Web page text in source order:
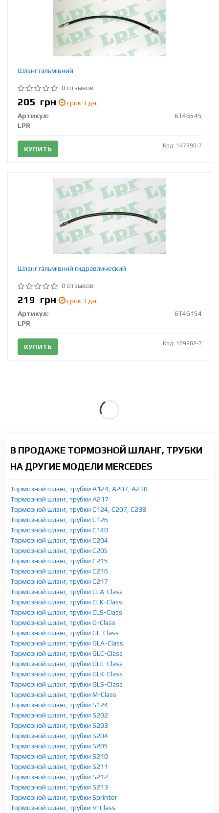
Шланг гальмівний
0 отзывов
205 грн
срок 3 дн.
Артикул:
6T46545
LPR
КУПИТЬ Код: 147990-7
Шланг гальмівний гидравлический
0 отзывов
219 грн
срок 3 дн.
Артикул:
6T46154
LPR
КУПИТЬ Код: 189902-7
В ПРОДАЖЕ ТОРМОЗНОЙ ШЛАНГ, ТРУБКИ
НА ДРУГИЕ МОДЕЛИ MERCEDES
Тормозной шланг, трубки A124, A207, A238
Тормозной шланг, трубки A217
Тормозной шланг, трубки C124, C207, C238
Тормозной шланг, трубки C126
Тормозной шланг, трубки C140
Тормозной шланг, трубки C204
Тормозной шланг, трубки C205
Тормозной шланг, трубки C215
Тормозной шланг, трубки C216
Тормозной шланг, трубки C217
Тормозной шланг, трубки CLA-Class
Тормозной шланг, трубки CLK-Class
Тормозной шланг, трубки CLS-Class
Тормозной шланг, трубки G-Class
Тормозной шланг, трубки GL-Class
Тормозной шланг, трубки GLA-Class
Тормозной шланг, трубки GLC-Class
Тормозной шланг, трубки GLE-Class
Тормозной шланг, трубки GLK-Class
Тормозной шланг, трубки GLS-Class
Тормозной шланг, трубки M-Class
Тормозной шланг, трубки S124
Тормозной шланг, трубки S202
Тормозной шланг, трубки S203
Тормозной шланг, трубки S204
Тормозной шланг, трубки S205
Тормозной шланг, трубки S210
Тормозной шланг, трубки S211
Тормозной шланг, трубки S212
Тормозной шланг, трубки S213
Тормозной шланг, трубки Sprinter
Тормозной шланг, трубки V-Class